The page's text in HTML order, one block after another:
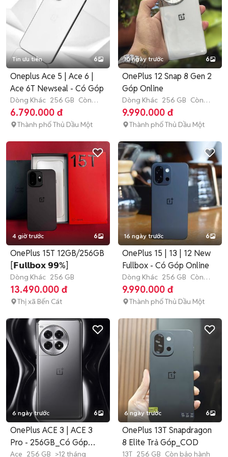
Tin ưu tiên 6
Oneplus Ace 5 | Ace 6 |
Ace 6T Newseal - Có Góp
Dòng Khác 256 GB Còn
bảo hành
6.790.000 đ
Thành phố Thủ Dầu Một
10 ngày trước 6
OnePlus 12 Snap 8 Gen 2
Góp Online
Dòng Khác 256 GB Còn
bảo hành
9.990.000 đ
Thành phố Thủ Dầu Một
4 giờ trước 6
OnePlus 15T 12GB/256GB
[𝗙𝘂𝗹𝗹𝗯𝗼𝘅 𝟵𝟵%]
Dòng Khác 256 GB
13.490.000 đ
Thị xã Bến Cát
16 ngày trước 6
OnePlus 15 | 13 | 12 New
Fullbox - Có Góp Online
Dòng Khác 256 GB Còn
bảo hành
9.990.000 đ
Thành phố Thủ Dầu Một
6 ngày trước 6
OnePlus ACE 3 | ACE 3
Pro - 256GB_Có Góp
Online
Ace 256 GB >12 tháng
6 ngày trước 6
OnePlus 13T Snapdragon
8 Elite Trả Góp_COD
13T 256 GB Còn bảo hành